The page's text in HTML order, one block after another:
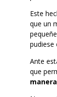
Este
que un
pudiese
Ante
que